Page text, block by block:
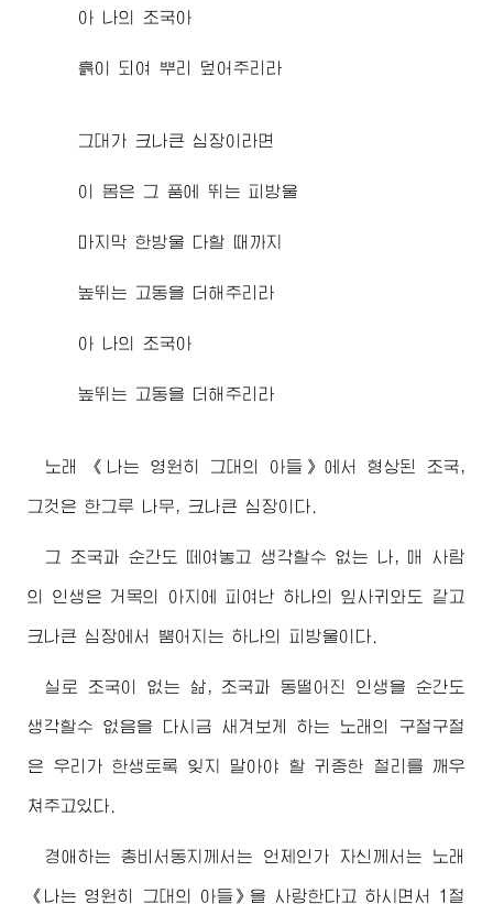
아 나의 조국아
흙이 되여 뿌리 덮어주리라
그대가 크나큰 심장이라면
이 몸은 그 품에 뛰는 피방울
마지막 한방울 다할 때까지
높뛰는 고동을 더해주리라
아 나의 조국아
높뛰는 고동을 더해주리라
노래 《나는 영원히 그대의 아들》에서 형상된 조국,
그것은 한그루 나무, 크나큰 심장이다.
그 조국과 순간도 떼여놓고 생각할수 없는 나, 매 사람
의 인생은 거목의 아지에 피여난 하나의 잎사귀와도 같고
크나큰 심장에서 뿜어지는 하나의 피방울이다.
실로 조국이 없는 삶, 조국과 동떨어진 인생을 순간도
생각할수 없음을 다시금 새겨보게 하는 노래의 구절구절
은 우리가 한생토록 잊지 말아야 할 귀중한 철리를 깨우
쳐주고있다.
경애하는 총비서동지께서는 언제인가 자신께서는 노래
《나는 영원히 그대의 아들》을 사랑한다고 하시면서 1절